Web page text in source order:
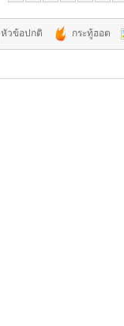
หัวข้อปกติ กระทู้ฮอต